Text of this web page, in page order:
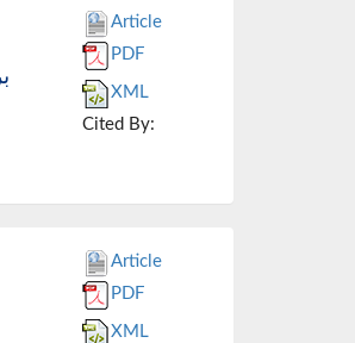
Article
PDF
XML
Cited By:
Article
PDF
XML